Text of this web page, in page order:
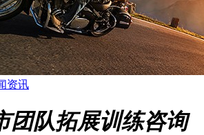
资讯
团队拓展训练咨询